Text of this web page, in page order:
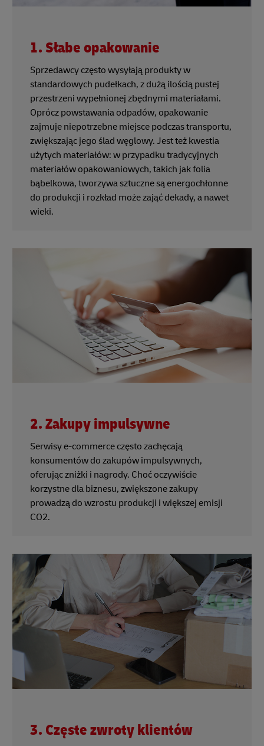
1. Słabe opakowanie
Sprzedawcy często wysyłają produkty w
standardowych pudełkach, z dużą ilością pustej
przestrzeni wypełnionej zbędnymi materiałami.
Oprócz powstawania odpadów, opakowanie
zajmuje niepotrzebne miejsce podczas transportu,
zwiększając jego ślad węglowy. Jest też kwestia
użytych materiałów: w przypadku tradycyjnych
materiałów opakowaniowych, takich jak folia
bąbelkowa, tworzywa sztuczne są energochłonne
do produkcji i rozkład może zająć dekady, a nawet
wieki.
2. Zakupy impulsywne
Serwisy e-commerce często zachęcają
konsumentów do zakupów impulsywnych,
oferując zniżki i nagrody. Choć oczywiście
korzystne dla biznesu, zwiększone zakupy
prowadzą do wzrostu produkcji i większej emisji
CO2.
3. Częste zwroty klientów